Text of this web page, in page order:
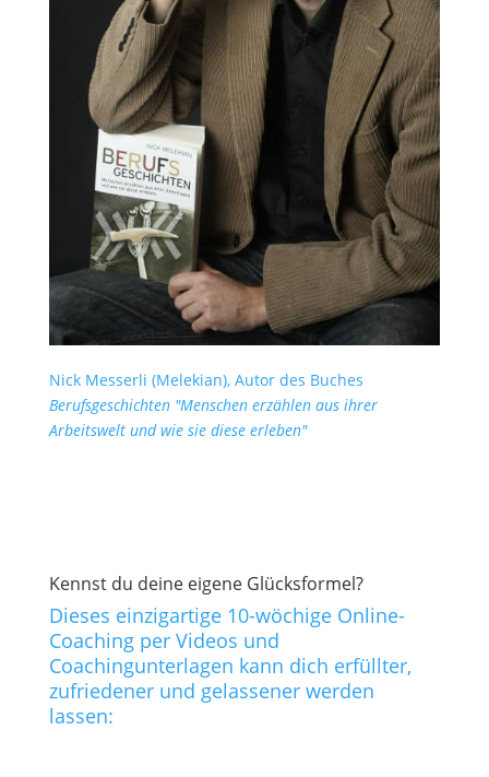
Nick Messerli (Melekian), Autor des Buches
Berufsgeschichten "Menschen erzählen aus ihrer
Arbeitswelt und wie sie diese erleben"
Kennst du deine eigene Glücksformel?
Dieses einzigartige 10-wöchige Online-
Coaching per Videos und
Coachingunterlagen kann dich erfüllter,
zufriedener und gelassener werden
lassen: